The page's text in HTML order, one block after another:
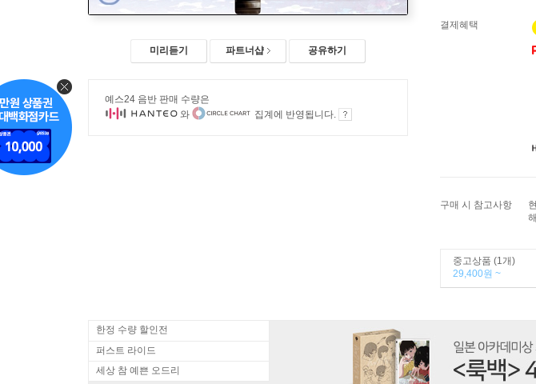
미리듣기 파트너샵 공유하기
예스24 음반 판매 수량은
와
집계에 반영됩니다.
결제혜택
구매 시 참고사항
중고상품 (1개)
29,400원 ~
한정 수량 할인전
퍼스트 라이드
세상 참 예쁜 오드리